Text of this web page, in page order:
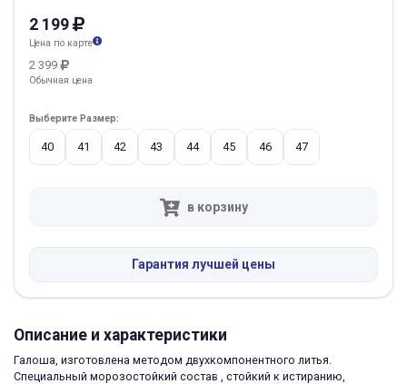
2 199
Цена по карте
2 399
Обычная цена
Выберите Размер:
40 41 42 43 44 45 46 47
в корзину
Гарантия лучшей цены
Описание и характеристики
Галоша, изготовлена методом двухкомпонентного литья.
Специальный морозостойкий состав , стойкий к истиранию,